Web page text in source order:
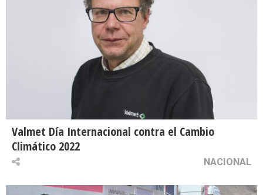
Valmet Día Internacional contra el Cambio
Climático 2022
NACIONAL